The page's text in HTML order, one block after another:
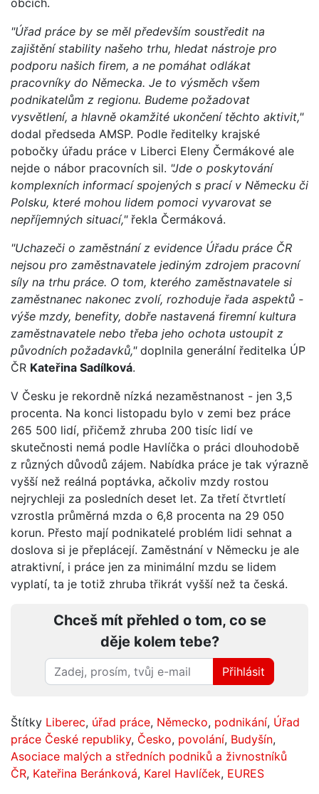
"Úřad práce by se měl především soustředit na
zajištění stability našeho trhu, hledat nástroje pro
podporu našich firem, a ne pomáhat odlákat
pracovníky do Německa. Je to výsměch všem
podnikatelům z regionu. Budeme požadovat
vysvětlení, a hlavně okamžité ukončení těchto aktivit,"
dodal předseda AMSP. Podle ředitelky krajské
pobočky úřadu práce v Liberci Eleny Čermákové ale
nejde o nábor pracovních sil. "Jde o poskytování
komplexních informací spojených s prací v Německu či
Polsku, které mohou lidem pomoci vyvarovat se
nepříjemných situací," řekla Čermáková.
"Uchazeči o zaměstnání z evidence Úřadu práce ČR
nejsou pro zaměstnavatele jediným zdrojem pracovní
síly na trhu práce. O tom, kterého zaměstnavatele si
zaměstnanec nakonec zvolí, rozhoduje řada aspektů -
výše mzdy, benefity, dobře nastavená firemní kultura
zaměstnavatele nebo třeba jeho ochota ustoupit z
původních požadavků," doplnila generální ředitelka ÚP
ČR Kateřina Sadílková.
V Česku je rekordně nízká nezaměstnanost - jen 3,5
procenta. Na konci listopadu bylo v zemi bez práce
265 500 lidí, přičemž zhruba 200 tisíc lidí ve
skutečnosti nemá podle Havlíčka o práci dlouhodobě
z různých důvodů zájem. Nabídka práce je tak výrazně
vyšší než reálná poptávka, ačkoliv mzdy rostou
nejrychleji za posledních deset let. Za třetí čtvrtletí
vzrostla průměrná mzda o 6,8 procenta na 29 050
korun. Přesto mají podnikatelé problém lidi sehnat a
doslova si je přeplácejí. Zaměstnání v Německu je ale
atraktivní, i práce jen za minimální mzdu se lidem
vyplatí, ta je totiž zhruba třikrát vyšší než ta česká.
Chceš mít přehled o tom, co se
děje kolem tebe?
Přihlásit
Štítky Liberec, úřad práce, Německo, podnikání, Úřad
práce České republiky, Česko, povolání, Budyšín,
Asociace malých a středních podniků a živnostníků
ČR, Kateřina Beránková, Karel Havlíček, EURES